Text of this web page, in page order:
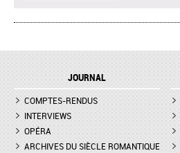
L'ENLÈVEMENT AU SÉRAIL AU
- INTERVIEW DE MANON
LA GRANDE DUCHESSE DE
GÉROLSTEIN D'OFFENBACH AU
THÉÂTRE DE L'ODÉON DE
MARSEILLE - INTERVIEW D'YVES
COUDRAY, METTEUR EN SCÈN
JOURNAL
COMPTES-RENDUS
INTERVIEWS
OPÉRA
ARCHIVES DU SIÈCLE ROMANTIQUE